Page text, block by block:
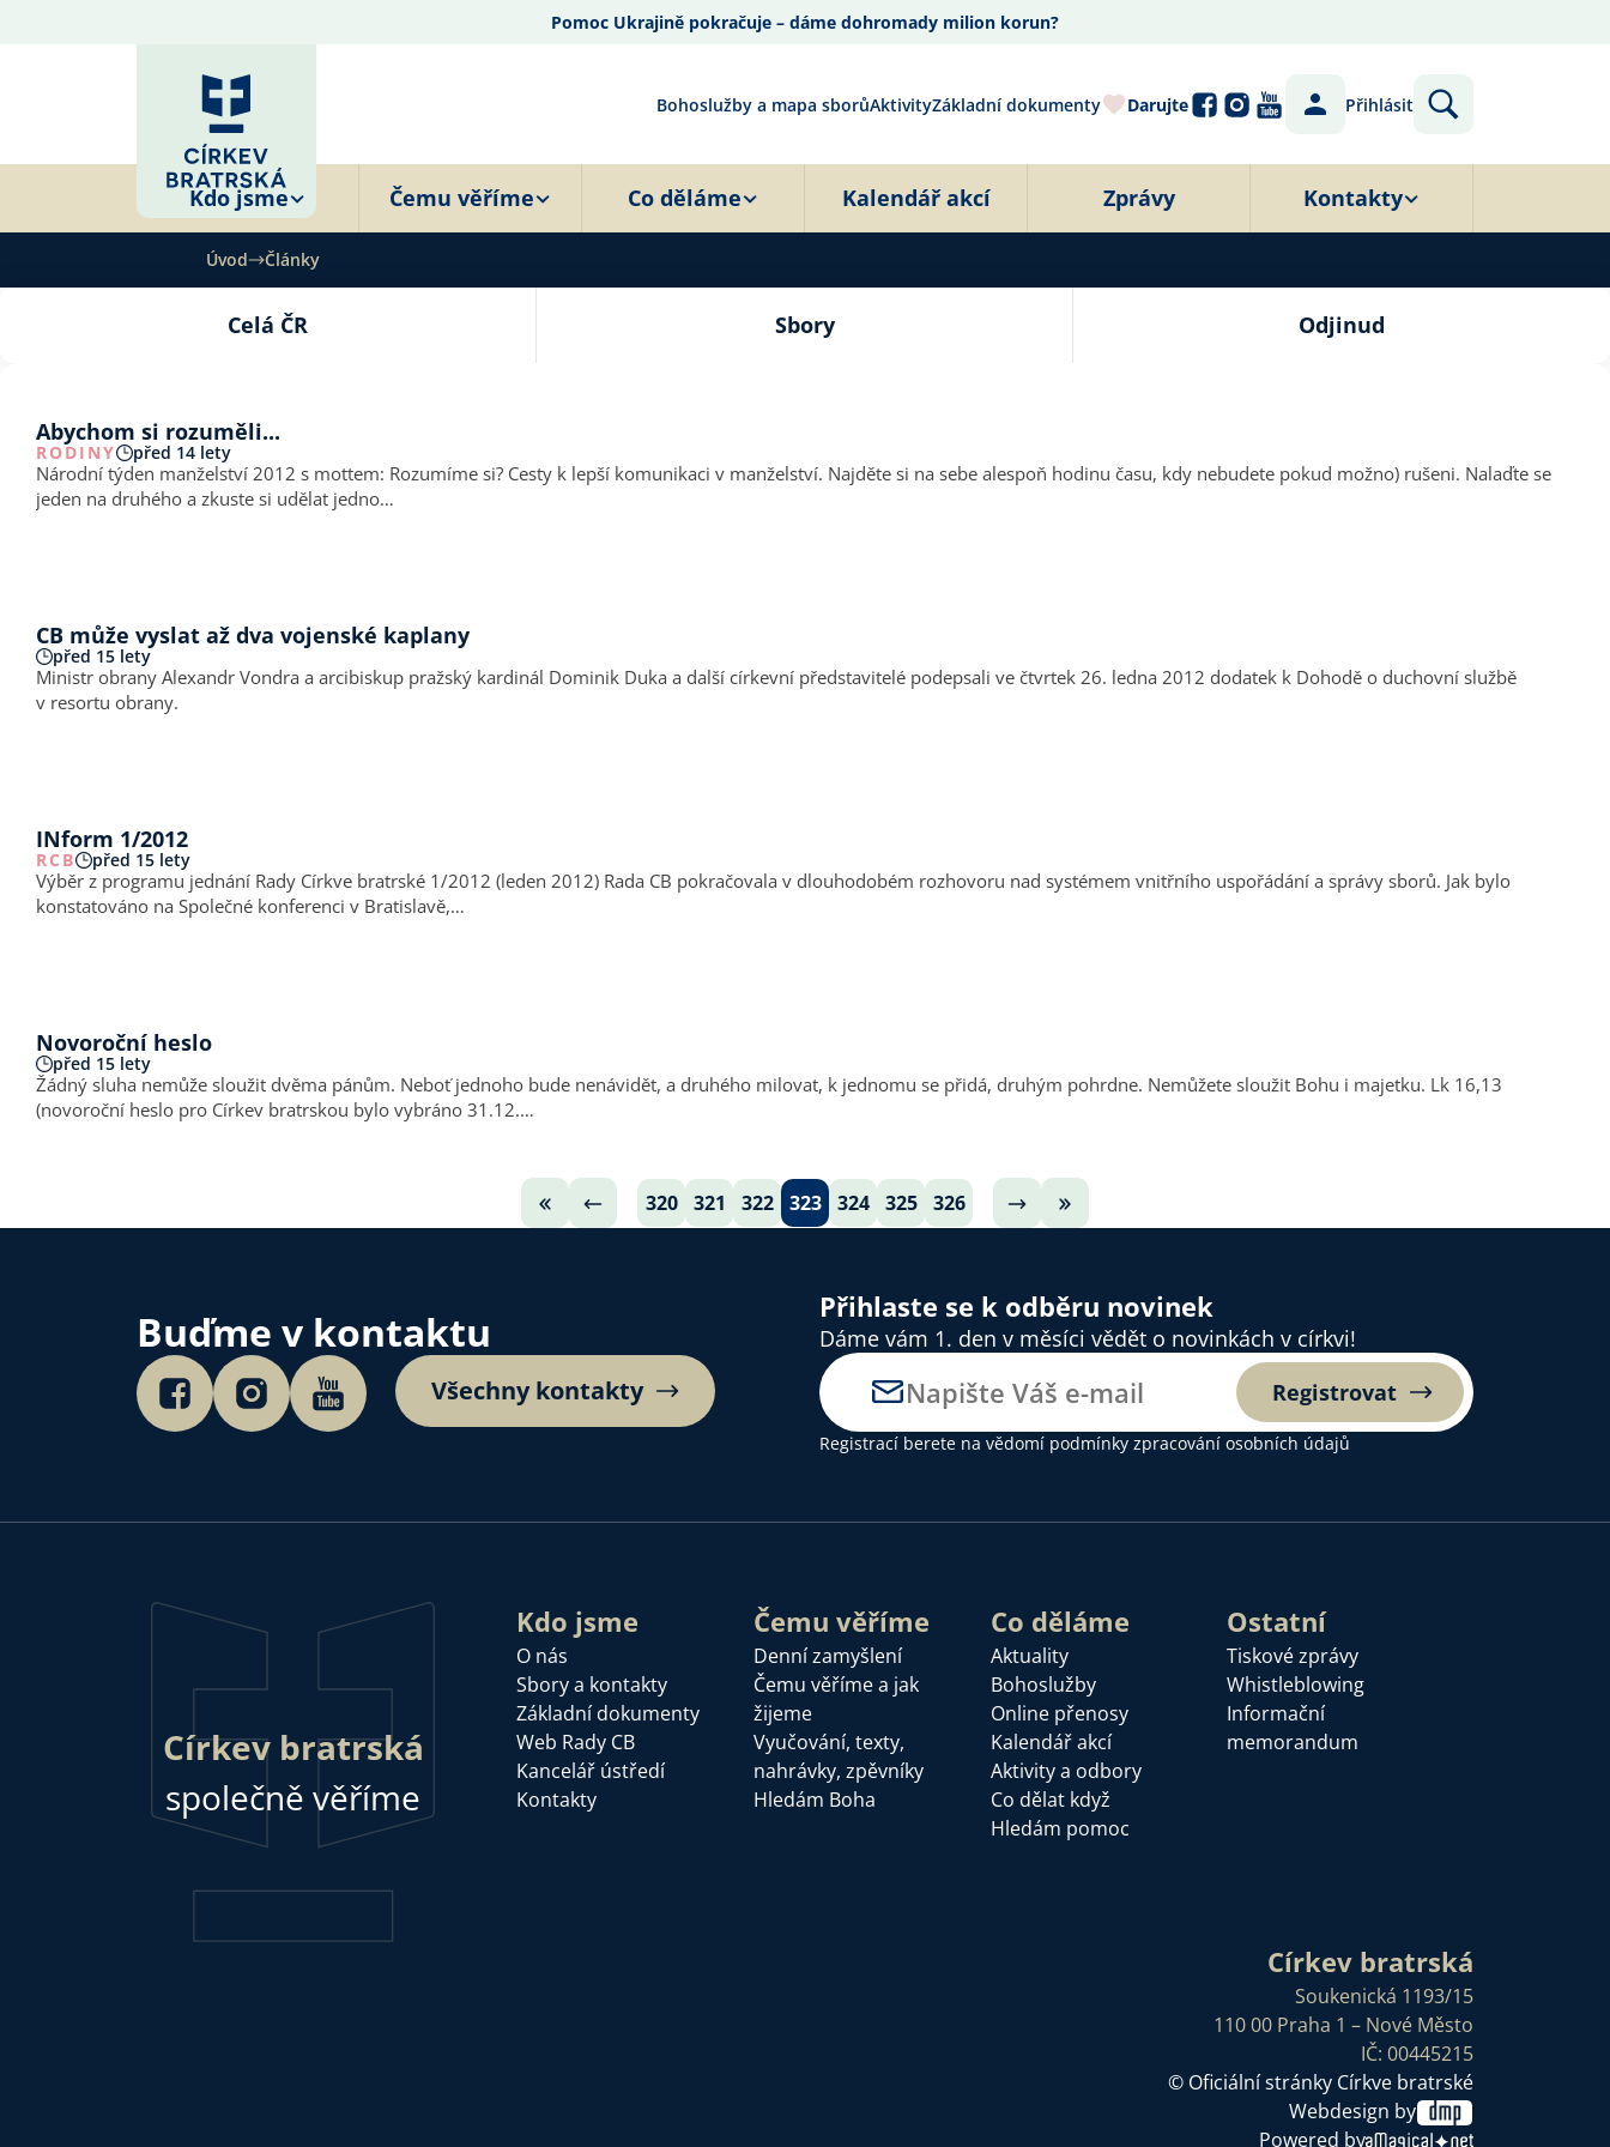
Pomoc Ukrajině pokračuje – dáme dohromady milion korun?
Bohoslužby a mapa sborůAktivityZákladní dokumenty Darujte Přihlásit
Kdo jsme Čemu věříme Co děláme Kalendář akcí Zprávy Kontakty
Úvod Články
Celá ČR Sbory Odjinud
Abychom si rozuměli...
RODINY před 14 lety
Národní týden manželství 2012 s mottem: Rozumíme si? Cesty k lepší komunikaci v manželství. Najděte si na sebe alespoň hodinu času, kdy nebudete pokud možno) rušeni. Nalaďte se
jeden na druhého a zkuste si udělat jedno…
CB může vyslat až dva vojenské kaplany
před 15 lety
Ministr obrany Alexandr Vondra a arcibiskup pražský kardinál Dominik Duka a další církevní představitelé podepsali ve čtvrtek 26. ledna 2012 dodatek k Dohodě o duchovní službě
v resortu obrany.
INform 1/2012
RCB před 15 lety
Výběr z programu jednání Rady Církve bratrské 1/2012 (leden 2012) Rada CB pokračovala v dlouhodobém rozhovoru nad systémem vnitřního uspořádání a správy sborů. Jak bylo
konstatováno na Společné konferenci v Bratislavě,…
Novoroční heslo
před 15 lety
Žádný sluha nemůže sloužit dvěma pánům. Neboť jednoho bude nenávidět, a druhého milovat, k jednomu se přidá, druhým pohrdne. Nemůžete sloužit Bohu i majetku. Lk 16,13
(novoroční heslo pro Církev bratrskou bylo vybráno 31.12.…
320 321 322 323 324 325 326
Buďme v kontaktu
Všechny kontakty
Přihlaste se k odběru novinek
Dáme vám 1. den v měsíci vědět o novinkách v církvi!
Registrovat
Registrací berete na vědomí podmínky zpracování osobních údajů
Církev bratrská
společně věříme
Kdo jsme
O nás
Sbory a kontakty
Základní dokumenty
Web Rady CB
Kancelář ústředí
Kontakty
Čemu věříme
Denní zamyšlení
Čemu věříme a jak
žijeme
Vyučování, texty,
nahrávky, zpěvníky
Hledám Boha
Co děláme
Aktuality
Bohoslužby
Online přenosy
Kalendář akcí
Aktivity a odbory
Co dělat když
Hledám pomoc
Ostatní
Tiskové zprávy
Whistleblowing
Informační
memorandum
Církev bratrská
Soukenická 1193/15
110 00 Praha 1 – Nové Město
IČ: 00445215
© Oficiální stránky Církve bratrské
Webdesign by
Powered by